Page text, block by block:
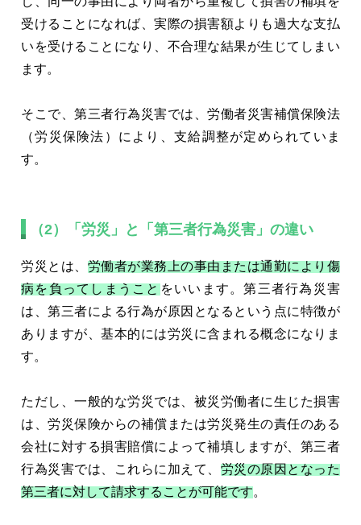
受けることになれば、実際の損害額よりも過大な支払
いを受けることになり、不合理な結果が生じてしまい
ます。
そこで、第三者行為災害では、労働者災害補償保険法
（労災保険法）により、支給調整が定められていま
す。
（2）「労災」と「第三者行為災害」の違い
労災とは、 労働者が業務上の事由または通勤により傷
病を負ってしまうこと をいいます。第三者行為災害
は、第三者による行為が原因となるという点に特徴が
ありますが、基本的には労災に含まれる概念になりま
す。
ただし、一般的な労災では、被災労働者に生じた損害
は、労災保険からの補償または労災発生の責任のある
会社に対する損害賠償によって補填しますが、第三者
行為災害では、これらに加えて、 労災の原因となった
第三者に対して請求することが可能です。